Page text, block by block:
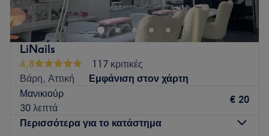
Go to venue
LiNails
4,8
117 κριτικές
Βάρη, Αττική
Εμφάνιση στον χάρτη
Μανικιούρ
30 λεπτά
€ 20
Περισσότερα για το κατάστημα